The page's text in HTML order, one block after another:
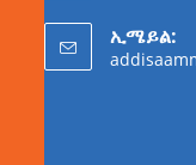
ኢሜይል: